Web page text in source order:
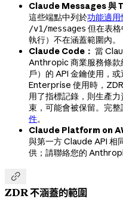
Claude Messages 與
這些端點中列於功能適用
/v1/messages 但在表
執行）不在涵蓋範圍內。
Claude Code： 當
Anthropic 商業服務條款
戶）的 API 金鑰使用，
Enterprise 使用時，
用了指標記錄，則生產
束，可能會被保留。完
件。
Claude Platform on
與第一方 Claude API 相
供；請聯絡您的

ZDR 不涵蓋的範圍